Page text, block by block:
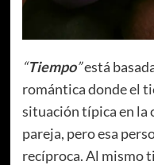
“Tiempo”está
romántica donde el
situación típica en la
pareja, pero esa
recíproca. Al mismo